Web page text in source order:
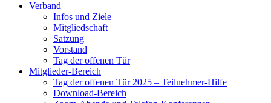
Verband
Infos und Ziele
Mitgliedschaft
Satzung
Vorstand
Tag der offenen Tür
Mitglieder-Bereich
Tag der offenen Tür 2025 – Teilnehmer-Hilfe
Download-Bereich